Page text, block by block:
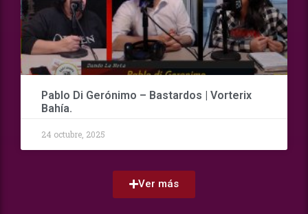
Pablo Di Gerónimo – Bastardos | Vorterix
Bahía.
24 octubre, 2025
Ver más